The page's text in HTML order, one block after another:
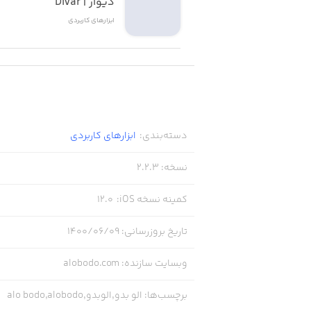
ارائه ی نمونه کار: به منظور ایجاد
ابزار‌های کاربردی
دسته‌بندی: ابزار‌های کاربردی
نسخه:
2.2.3
کمینه نسخه iOS :
12.0
تاریخ بروزرسانی: ۱۴۰۰/۰۶/۰۹
وبسایت سازنده:
alobodo.com
برچسب‌ها: الو بدو,الوبدو,alo bodo,alobodo